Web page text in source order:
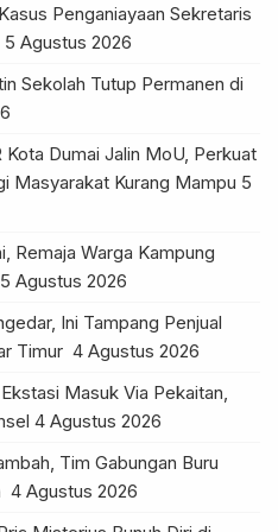
Penganiayaan Sekretaris
5 Agustus 2026
Sekolah Tutup Permanen di
Dumai Jalin MoU, Perkuat
Masyarakat Kurang Mampu 5
Remaja Warga Kampung
5 Agustus 2026
Ini Tampang Penjual
Timur 4 Agustus 2026
Masuk Via Pekaitan,
4 Agustus 2026
Tim Gabungan Buru
4 Agustus 2026